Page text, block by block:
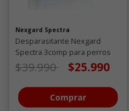
Nexgard Spectra
Desparasitante Nexgard
Spectra 3comp para perros
de 15,1 a 30 KG
Precio de oferta desde
$39.990a $25.990
Comprar